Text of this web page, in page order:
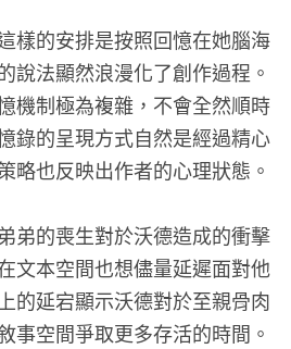
樣的安排是按照回憶在她腦海
說法顯然浪漫化了創作過程。
機制極為複雜，不會全然順時
錄的呈現方式自然是經過精心
略也反映出作者的心理狀態。
弟的喪生對於沃德造成的衝擊
文本空間也想儘量延遲面對他
的延宕顯示沃德對於至親骨肉
事空間爭取更多存活的時間。